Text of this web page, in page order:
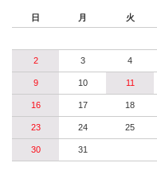
日 月 火
2 3 4
9 10 11
16 17 18
23 24 25
30 31